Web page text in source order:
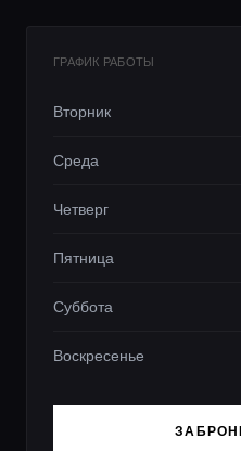
ГРАФИК РАБОТЫ
Вторник
Среда
Четверг
Пятница
Суббота
Воскресенье